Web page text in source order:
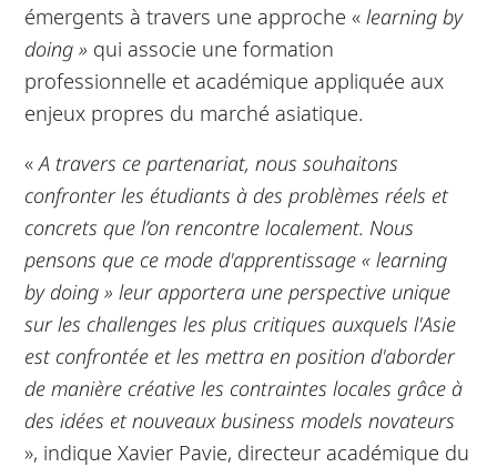
émergents à travers une approche «learning by
doing » qui associe une formation
professionnelle et académique appliquée aux
enjeux propres du marché asiatique.
«A travers ce partenariat, nous souhaitons
confronter les étudiants à des problèmes réels et
concrets que l’on rencontre localement. Nous
pensons que ce mode d'apprentissage « learning
by doing » leur apportera une perspective unique
sur les challenges les plus critiques auxquels l'Asie
est confrontée et les mettra en position d'aborder
de manière créative les contraintes locales grâce à
des idées et nouveaux business models novateurs
», indique Xavier Pavie, directeur académique du